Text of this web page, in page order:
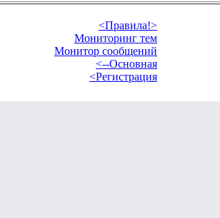
<Правила!>
Мониторинг тем
Монитор сообщений
<--Основная
<Регистрация